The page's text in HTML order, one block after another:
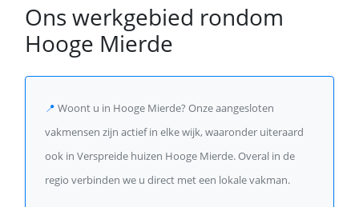
Ons werkgebied rondom
Hooge Mierde
📍 Woont u in Hooge Mierde? Onze aangesloten
vakmensen zijn actief in elke wijk, waaronder uiteraard
ook in Verspreide huizen Hooge Mierde. Overal in de
regio verbinden we u direct met een lokale vakman.